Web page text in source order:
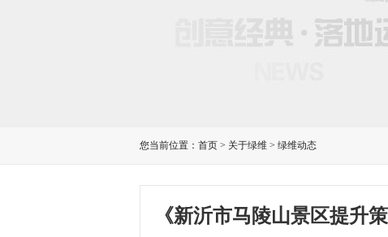
您当前位置： 首页 > 关于绿维 > 绿维动态
《新沂市马陵山景区提升